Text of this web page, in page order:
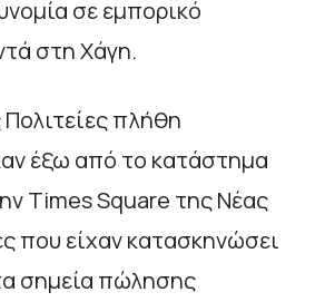
σε εμπορικό
στη Χάγη.
πλήθη
έξω από το κατάστημα
Times Square της Νέας
που είχαν κατασκηνώσει
σημεία πώλησης